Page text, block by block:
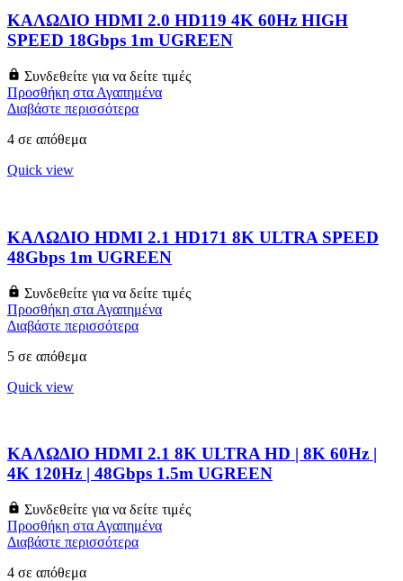
ΚΑΛΩΔΙΟ HDMI 2.0 HD119 4K 60Hz HIGH
SPEED 18Gbps 1m UGREEN
Συνδεθείτε για να δείτε τιμές
Προσθήκη στα Αγαπημένα
Διαβάστε περισσότερα
4 σε απόθεμα
Quick view
ΚΑΛΩΔΙΟ HDMI 2.1 HD171 8K ULTRA SPEED
48Gbps 1m UGREEN
Συνδεθείτε για να δείτε τιμές
Προσθήκη στα Αγαπημένα
Διαβάστε περισσότερα
5 σε απόθεμα
Quick view
ΚΑΛΩΔΙΟ HDMI 2.1 8K ULTRA HD | 8K 60Hz |
4K 120Hz | 48Gbps 1.5m UGREEN
Συνδεθείτε για να δείτε τιμές
Προσθήκη στα Αγαπημένα
Διαβάστε περισσότερα
4 σε απόθεμα